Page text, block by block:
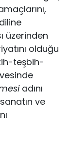
üzerinden
olduğu
teşbih-
adını
ve